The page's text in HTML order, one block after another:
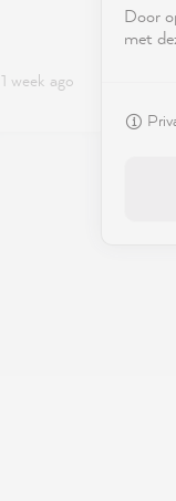
1 week ago
Door
met